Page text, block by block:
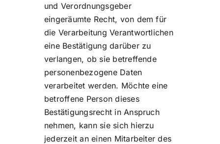
und Verordnungsgeber
eingeräumte Recht, von dem für
die Verarbeitung Verantwortlichen
eine Bestätigung darüber zu
verlangen, ob sie betreffende
personenbezogene Daten
verarbeitet werden. Möchte eine
betroffene Person dieses
Bestätigungsrecht in Anspruch
nehmen, kann sie sich hierzu
jederzeit an einen Mitarbeiter des